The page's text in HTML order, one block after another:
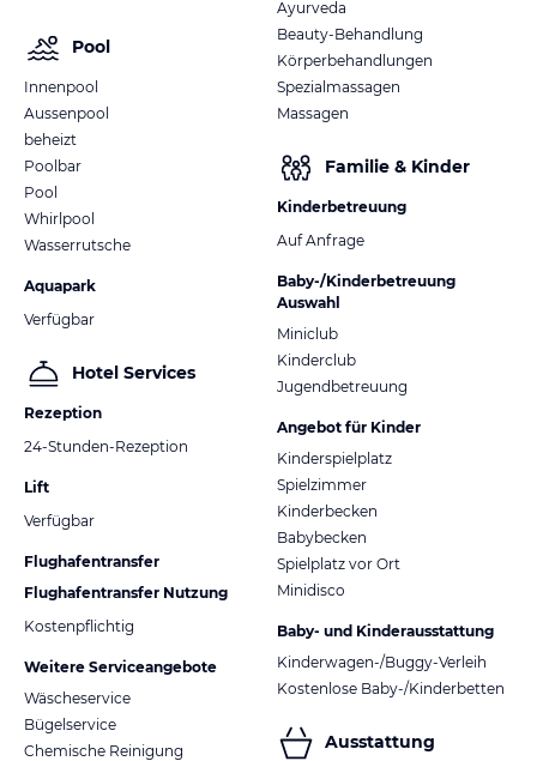
Pool
Innenpool
Aussenpool
beheizt
Poolbar
Pool
Whirlpool
Wasserrutsche
Aquapark
Verfügbar
Hotel Services
Rezeption
24-Stunden-Rezeption
Lift
Verfügbar
Flughafentransfer
Flughafentransfer Nutzung
Kostenpflichtig
Weitere Serviceangebote
Wäscheservice
Bügelservice
Chemische Reinigung
Ayurveda
Beauty-Behandlung
Körperbehandlungen
Spezialmassagen
Massagen
Familie & Kinder
Kinderbetreuung
Auf Anfrage
Baby-/Kinderbetreuung
Auswahl
Miniclub
Kinderclub
Jugendbetreuung
Angebot für Kinder
Kinderspielplatz
Spielzimmer
Kinderbecken
Babybecken
Spielplatz vor Ort
Minidisco
Baby- und Kinderausstattung
Kinderwagen-/Buggy-Verleih
Kostenlose Baby-/Kinderbetten
Ausstattung